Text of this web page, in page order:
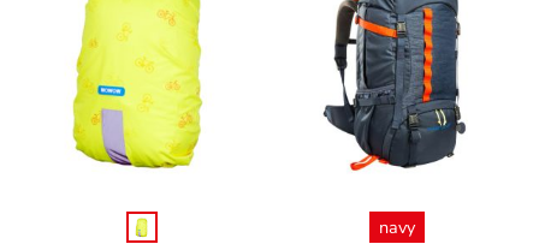
Farbe Farbeauswählen
navy